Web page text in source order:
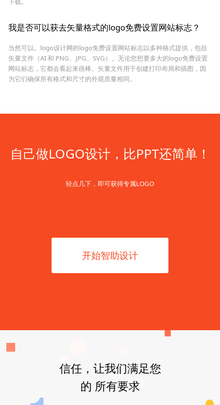
我是否可以获去矢量格式的logo免费设置网站标志？
当然可以。logo设计网的logo免费设置网站标志以多种格式提供，包括
矢量文件（AI 和 PNG、JPG、SVG）。无论您想要多大的logo免费设置
网站标志，它都会看起来很棒。矢量文件用于创建打印布局和插图，因
为它们确保所有格式和尺寸的外观质量相同。
自己做LOGO设计，比PPT还简单！
轻点几下，即可获得专属LOGO
开始智助设计
信任，让我们满足您
的 所有要求